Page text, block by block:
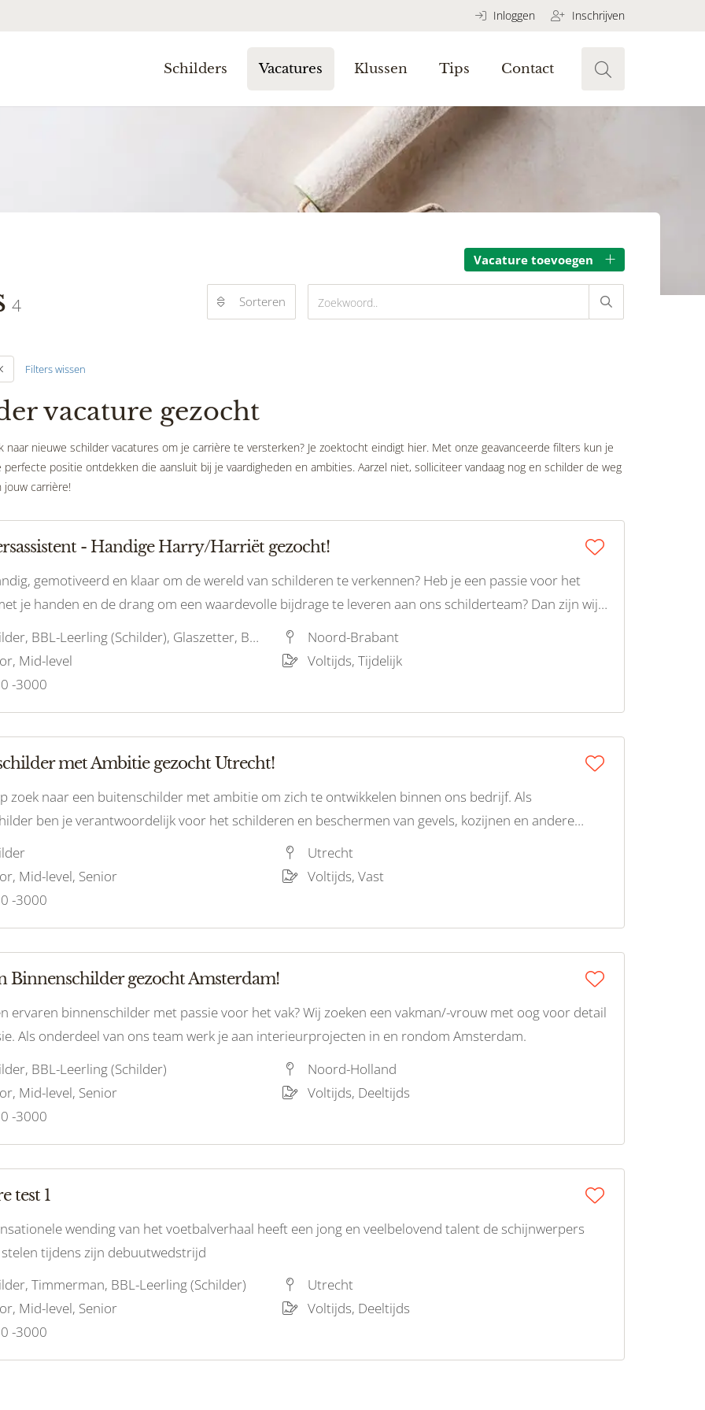
4 Sorteren
Vacature toevoegen
Filters wissen
vacature gezocht
naar nieuwe schilder vacatures om je carrière te versterken? Je zoektocht eindigt hier. Met onze geavanceerde filters kun je
positie ontdekken die aansluit bij je vaardigheden en ambities. Aarzel niet, solliciteer vandaag nog en schilder de weg
jouw carrière!
- Handige Harry/Harriët gezocht!
gemotiveerd en klaar om de wereld van schilderen te verkennen? Heb je een passie voor het
je handen en de drang om een waardevolle bijdrage te leveren aan ons schilderteam? Dan zijn wij
jou!
Schilder, BBL-Leerling (Schilder), Glaszetter, Bouwvakhelper, BBL-Leerling (Glas)
Noord-Brabant
Mid-level
Voltijds, Tijdelijk
-3000
met Ambitie gezocht Utrecht!
zoek naar een buitenschilder met ambitie om zich te ontwikkelen binnen ons bedrijf. Als
ben je verantwoordelijk voor het schilderen en beschermen van gevels, kozijnen en andere
Utrecht
Mid-level, Senior
Voltijds, Vast
-3000
Binnenschilder gezocht Amsterdam!
ervaren binnenschilder met passie voor het vak? Wij zoeken een vakman/-vrouw met oog voor detail
Als onderdeel van ons team werk je aan interieurprojecten in en rondom Amsterdam.
BBL-Leerling (Schilder)
Noord-Holland
Mid-level, Senior
Voltijds, Deeltijds
-3000
test 1
wending van het voetbalverhaal heeft een jong en veelbelovend talent de schijnwerpers
tijdens zijn debuutwedstrijd
Timmerman, BBL-Leerling (Schilder)
Utrecht
Mid-level, Senior
Voltijds, Deeltijds
-3000
Inloggen Inschrijven
Schilders Vacatures Klussen Tips Contact